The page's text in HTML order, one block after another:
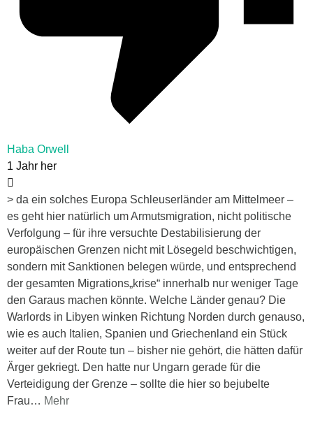
Haba Orwell
1 Jahr her
> da ein solches Europa Schleuserländer am Mittelmeer –
es geht hier natürlich um Armutsmigration, nicht politische
Verfolgung – für ihre versuchte Destabilisierung der
europäischen Grenzen nicht mit Lösegeld beschwichtigen,
sondern mit Sanktionen belegen würde, und entsprechend
der gesamten Migrations„krise“ innerhalb nur weniger Tage
den Garaus machen könnte. Welche Länder genau? Die
Warlords in Libyen winken Richtung Norden durch genauso,
wie es auch Italien, Spanien und Griechenland ein Stück
weiter auf der Route tun – bisher nie gehört, die hätten dafür
Ärger gekriegt. Den hatte nur Ungarn gerade für die
Verteidigung der Grenze – sollte die hier so bejubelte
Frau… Mehr